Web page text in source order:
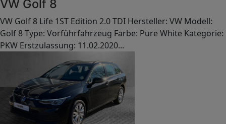
VW Golf 8
VW Golf 8 Life 1ST Edition 2.0 TDI Hersteller: VW Modell:
Golf 8 Type: Vorführfahrzeug Farbe: Pure White Kategorie:
PKW Erstzulassung: 11.02.2020...